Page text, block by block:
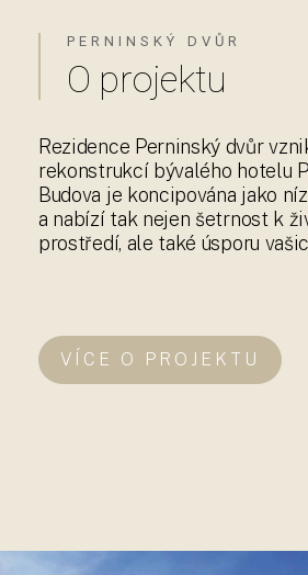
PERNINSKÝ DVŮR
O projektu
Rezidence Perninský dvůr
rekonstrukcí bývalého hotelu
Budova je koncipována jako
a nabízí tak nejen šetrnost k
prostředí, ale také úsporu
VÍCE O PROJEKTU